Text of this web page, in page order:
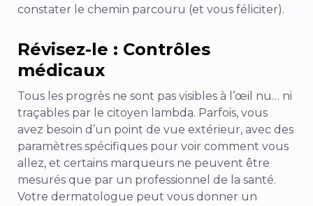
constater le chemin parcouru (et vous féliciter).
Révisez-le : Contrôles
médicaux
Tous les progrès ne sont pas visibles à l’œil nu… ni
traçables par le citoyen lambda. Parfois, vous
avez besoin d’un point de vue extérieur, avec des
paramètres spécifiques pour voir comment vous
allez, et certains marqueurs ne peuvent être
mesurés que par un professionnel de la santé.
Votre dermatologue peut vous donner un